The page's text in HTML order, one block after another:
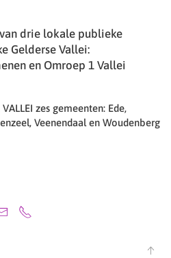
drie lokale publieke
Gelderse Vallei:
en Omroep 1 Vallei
zes gemeenten: Ede,
Veenendaal en Woudenberg